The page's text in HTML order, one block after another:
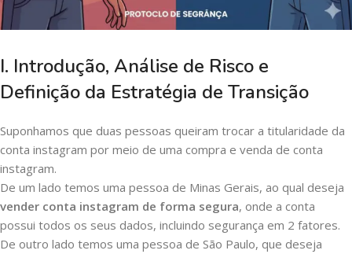
I. Introdução, Análise de Risco e
Definição da Estratégia de Transição
Suponhamos que duas pessoas queiram trocar a titularidade da
conta instagram por meio de uma compra e venda de conta
instagram.
De um lado temos uma pessoa de Minas Gerais, ao qual deseja
vender conta instagram de forma segura, onde a conta
possui todos os seus dados, incluindo segurança em 2 fatores.
De outro lado temos uma pessoa de São Paulo, que deseja